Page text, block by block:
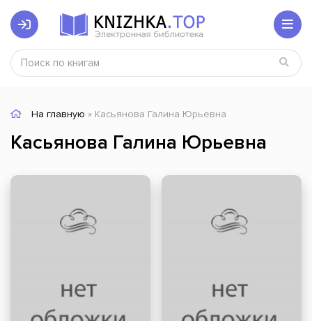
На главную » Касьянова Галина Юрьевна
Касьянова Галина Юрьевна